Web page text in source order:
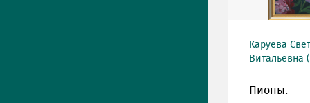
Каруева
Витальевна
Пионы.